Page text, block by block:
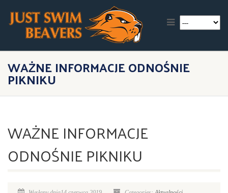
WAŻNE INFORMACJE ODNOŚNIE
PIKNIKU
WAŻNE INFORMACJE
ODNOŚNIE PIKNIKU